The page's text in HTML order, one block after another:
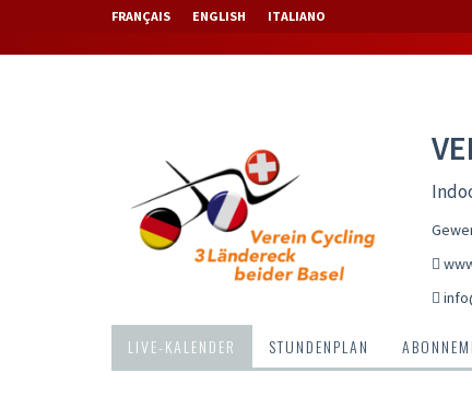
FRANÇAIS ENGLISH ITALIANO
LIVE-KALENDER STUNDENPLAN